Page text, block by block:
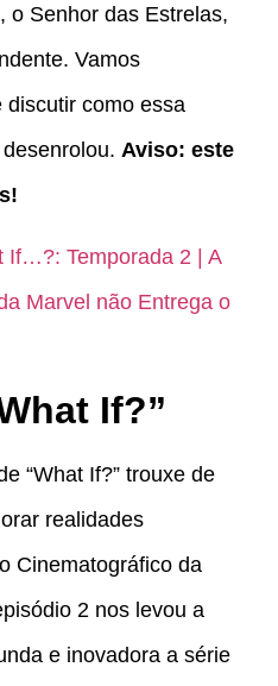
o Senhor das Estrelas,
Vamos
discutir como essa
Aviso: este
If…?: Temporada 2 | A
Marvel não Entrega o
If?”
“What If?” trouxe de
realidades
Cinematográfico da
2 nos levou a
e inovadora a série